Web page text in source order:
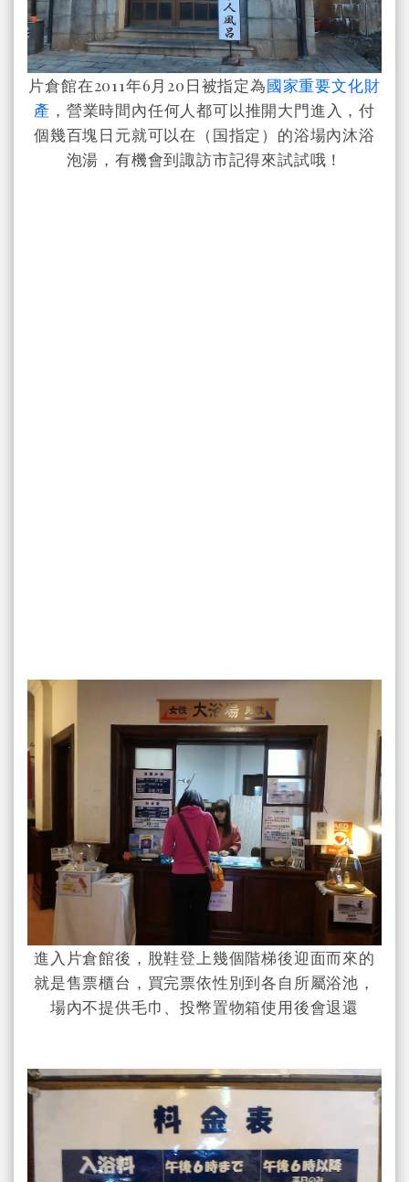
片倉館在2011年6月20日被指定為國家重要文化財
產 ，營業時間內任何人都可以推開大門進入，付
個幾百塊日元就可以在（国指定）的浴場內沐浴
泡湯，有機會到諏訪市記得來試試哦！
進入片倉館後，脫鞋登上幾個階梯後迎面而來的
就是售票櫃台，買完票依性別到各自所屬浴池，
場內不提供毛巾、投幣置物箱使用後會退還